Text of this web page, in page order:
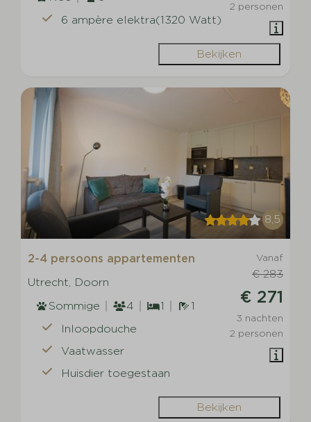
2 personen
6 ampère elektra(1320 Watt)
Bekijken
8,5
Vanaf
€ 283
€ 271
3 nachten
2 personen
2-4 persoons appartementen
Utrecht, Doorn
Sommige
4 1
1
Inloopdouche
Vaatwasser
Huisdier toegestaan
Bekijken